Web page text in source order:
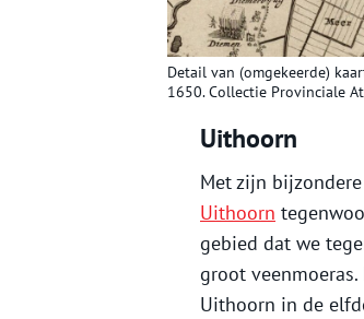
Detail van (omgekeerde)
1650. Collectie Provinciale
Uithoorn
Met zijn
Uithoorn
gebied dat we
groot
Uithoorn in de